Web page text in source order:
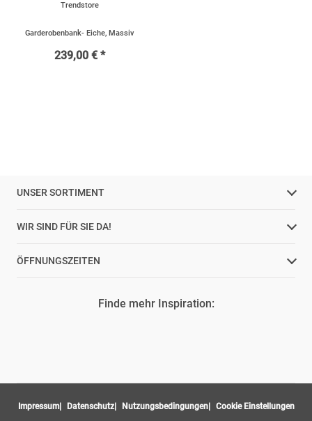
Trendstore
Garderobenbank- Eiche, Massiv
239,00 € *
UNSER SORTIMENT
WIR SIND FÜR SIE DA!
ÖFFNUNGSZEITEN
Finde mehr Inspiration:
Impressum Datenschutz Nutzungsbedingungen Cookie Einstellungen